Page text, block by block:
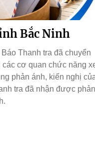
Bắc Ninh
Thanh tra đã chuyển
cơ quan chức năng
phản ánh, kiến nghị
tra đã nhận được phản